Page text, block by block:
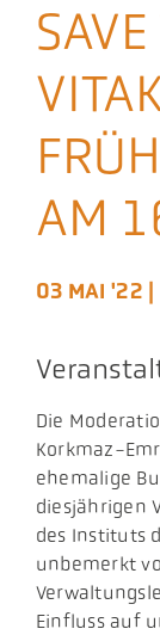
Aktuelles
Podcast
AM
03 MAI '22 |
Die
Korkmaz-
ehemalige
diesjährigen
des Instituts
unbemerkt
Einfluss auf